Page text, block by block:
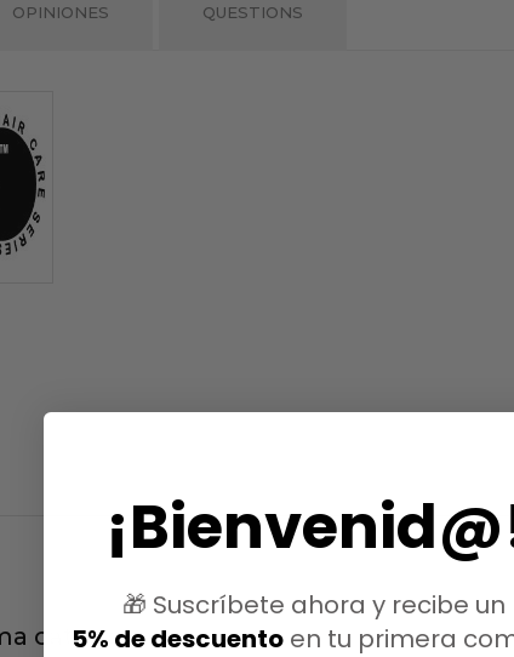
OPINIONES QUESTIONS
categoría:
🎁 Suscríbete ahora y recibe un
5% de descuentoen tu primera